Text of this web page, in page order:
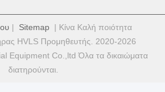
| Sitemap | Κίνα Καλή ποιότητα
HVLS Προμηθευτής. 2020-2026
Equipment Co.,ltd Όλα τα δικαιώματα
διατηρούνται.